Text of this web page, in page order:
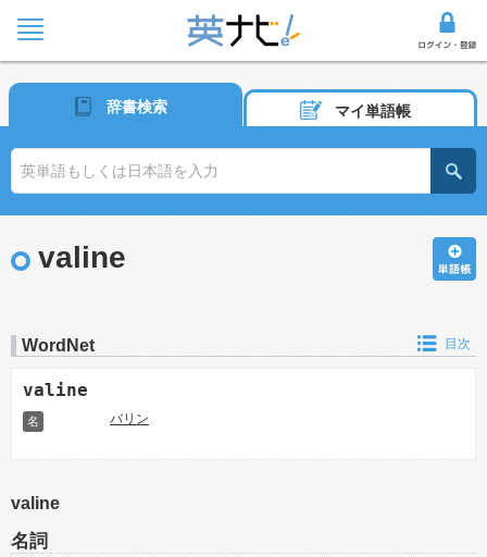
辞書検索 マイ単語帳
valine
WordNet 目次
valine
名 バリン
valine
名詞